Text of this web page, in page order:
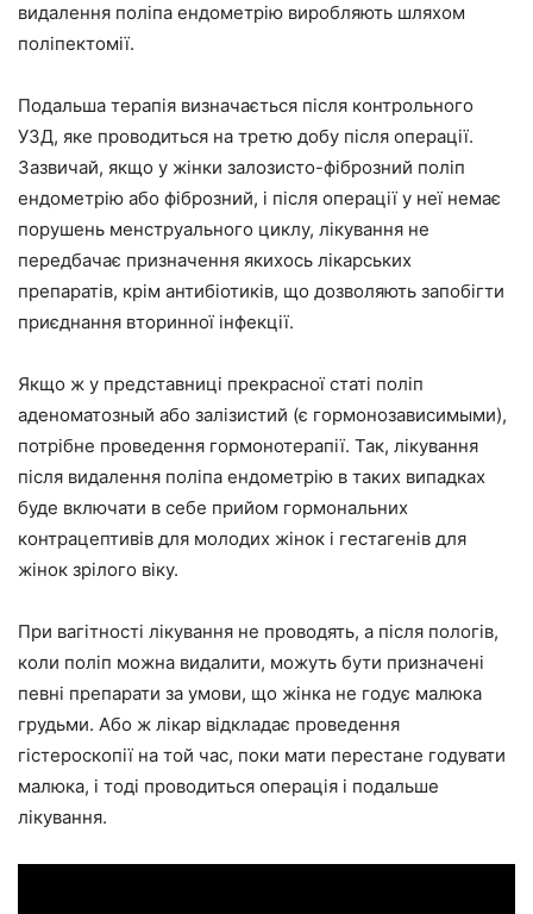
видалення поліпа ендометрію виробляють шляхом
поліпектомії.
Подальша терапія визначається після контрольного
УЗД, яке проводиться на третю добу після операції.
Зазвичай, якщо у жінки залозисто-фіброзний поліп
ендометрію або фіброзний, і після операції у неї немає
порушень менструального циклу, лікування не
передбачає призначення якихось лікарських
препаратів, крім антибіотиків, що дозволяють запобігти
приєднання вторинної інфекції.
Якщо ж у представниці прекрасної статі поліп
аденоматозный або залізистий (є гормонозависимыми),
потрібне проведення гормонотерапії. Так, лікування
після видалення поліпа ендометрію в таких випадках
буде включати в себе прийом гормональних
контрацептивів для молодих жінок і гестагенів для
жінок зрілого віку.
При вагітності лікування не проводять, а після пологів,
коли поліп можна видалити, можуть бути призначені
певні препарати за умови, що жінка не годує малюка
грудьми. Або ж лікар відкладає проведення
гістероскопії на той час, поки мати перестане годувати
малюка, і тоді проводиться операція і подальше
лікування.